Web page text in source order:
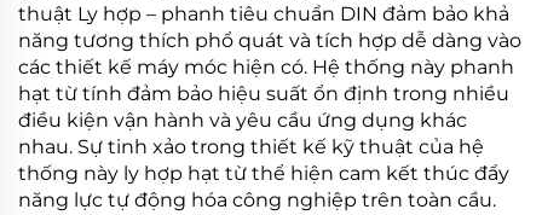
thuật Ly hợp – phanh tiêu chuẩn DIN đảm bảo khả
năng tương thích phổ quát và tích hợp dễ dàng vào
các thiết kế máy móc hiện có. Hệ thống này phanh
hạt từ tính đảm bảo hiệu suất ổn định trong nhiều
điều kiện vận hành và yêu cầu ứng dụng khác
nhau. Sự tinh xảo trong thiết kế kỹ thuật của hệ
thống này ly hợp hạt từ thể hiện cam kết thúc đẩy
năng lực tự động hóa công nghiệp trên toàn cầu.